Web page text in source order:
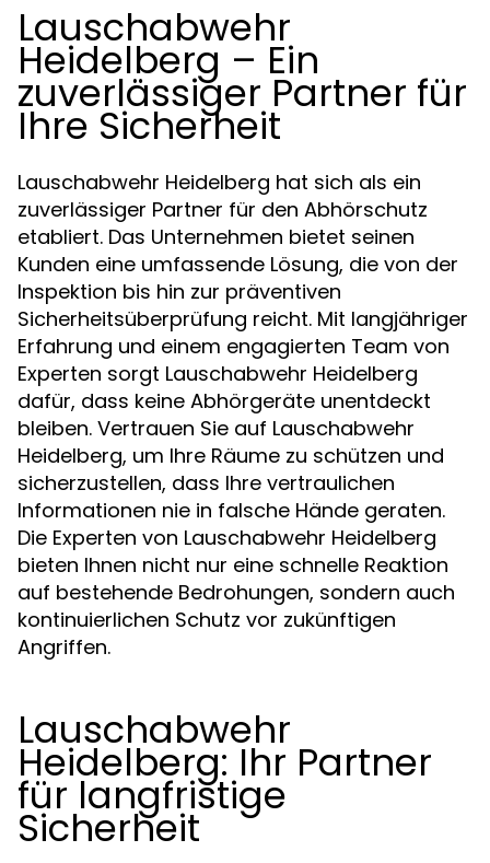
Lauschabwehr
Heidelberg – Ein
zuverlässiger Partner für
Ihre Sicherheit
Lauschabwehr Heidelberg hat sich als ein
zuverlässiger Partner für den Abhörschutz
etabliert. Das Unternehmen bietet seinen
Kunden eine umfassende Lösung, die von der
Inspektion bis hin zur präventiven
Sicherheitsüberprüfung reicht. Mit langjähriger
Erfahrung und einem engagierten Team von
Experten sorgt Lauschabwehr Heidelberg
dafür, dass keine Abhörgeräte unentdeckt
bleiben. Vertrauen Sie auf Lauschabwehr
Heidelberg, um Ihre Räume zu schützen und
sicherzustellen, dass Ihre vertraulichen
Informationen nie in falsche Hände geraten.
Die Experten von Lauschabwehr Heidelberg
bieten Ihnen nicht nur eine schnelle Reaktion
auf bestehende Bedrohungen, sondern auch
kontinuierlichen Schutz vor zukünftigen
Angriffen.
Lauschabwehr
Heidelberg: Ihr Partner
für langfristige
Sicherheit